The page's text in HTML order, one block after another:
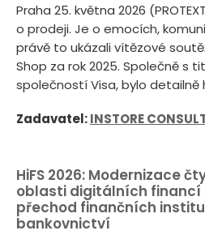
Praha 25. května 2026
o prodeji. Je o emocích,
právě to ukázali vítězové
Shop za rok 2025. Společně s
společností Visa, bylo detailně
Zadavatel:INSTORE
HiFS 2026: Modernizace
oblasti digitálních financí
přechod finančních
bankovnictví